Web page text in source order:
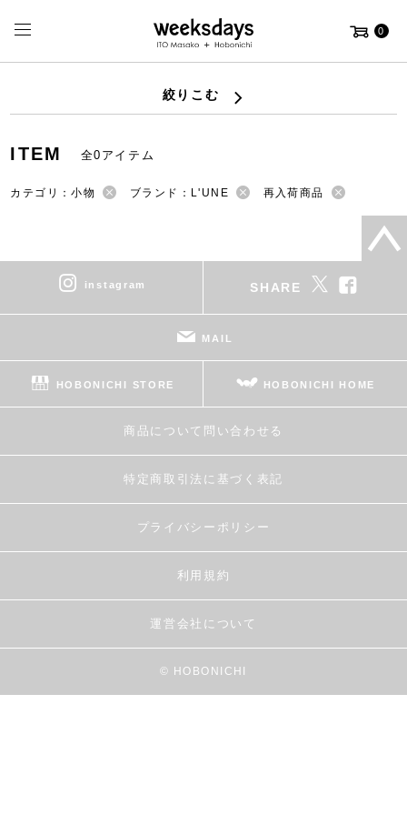
0
絞りこむ
ITEM 全0アイテム
カテゴリ：小物 ブランド：L'UNE 再入荷商品
instagram SHARE
MAIL
HOBONICHI STORE HOBONICHI HOME
商品について問い合わせる
特定商取引法に基づく表記
プライバシーポリシー
利用規約
運営会社について
© HOBONICHI